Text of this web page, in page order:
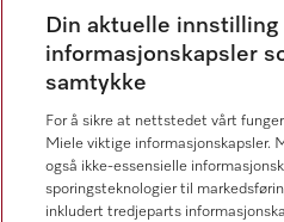
Kontaktoversikt
Miele Professional Service
67 17 34 40
Forbrukerkontakt
67 17 31 00
Din aktuelle innstilling
informasjonskapsler
samtykke
For å sikre at nettstedet vårt
Miele viktige informasjonskapsler.
også ikke-essensielle
sporingsteknologier til
inkludert tredjeparts